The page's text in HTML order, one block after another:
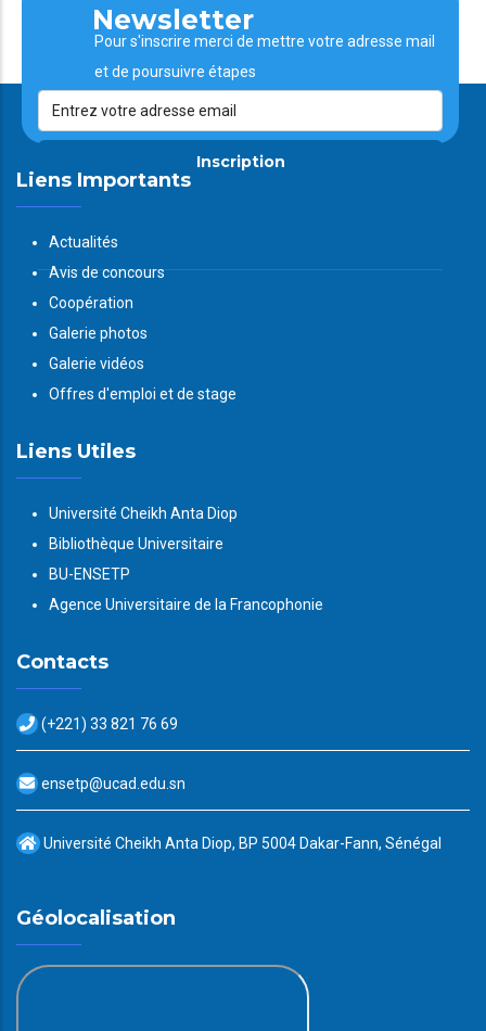
Newsletter
Pour s'inscrire merci de mettre votre adresse mail
et de poursuivre étapes
Inscription
Liens Importants
Actualités
Avis de concours
Coopération
Galerie photos
Galerie vidéos
Offres d'emploi et de stage
Liens Utiles
Université Cheikh Anta Diop
Bibliothèque Universitaire
BU-ENSETP
Agence Universitaire de la Francophonie
Contacts
(+221) 33 821 76 69
ensetp@ucad.edu.sn
Université Cheikh Anta Diop, BP 5004 Dakar-Fann, Sénégal
Géolocalisation